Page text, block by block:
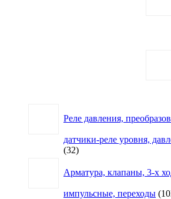
Реле давления,
датчики-реле уровня,
3232
Арматура, клапаны, 3-х
импульсные, переходы